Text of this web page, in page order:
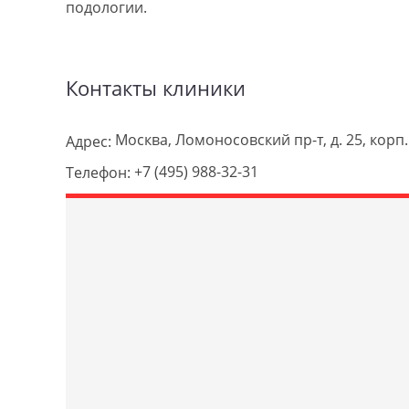
подологии.
Контакты клиники
Адрес: Москва, Ломоносовский пр-т, д. 25,
Телефон: +7 (495) 988-32-31